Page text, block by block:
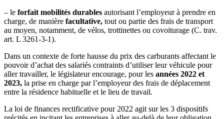
– le forfait mobilités durables autorisant l’employeur à prendre en
charge, de manière facultative, tout ou partie des frais de transport
au moyen, notamment, de vélos, trottinettes ou covoiturage (C. trav.
art. L 3261-3-1).
Dans un contexte de forte hausse du prix des carburants affectant le
pouvoir d’achat des salariés contraints d’utiliser leur véhicule pour
aller travailler, le législateur encourage, pour les années 2022 et
2023, la prise en charge par l’employeur des frais de déplacement
entre la résidence habituelle et le lieu de travail.
La loi de finances rectificative pour 2022 agit sur les 3 dispositifs